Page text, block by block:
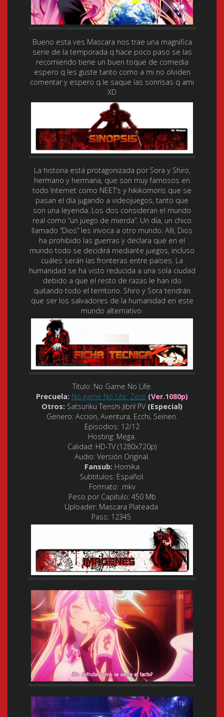
Bueno esta ves Mascara nos trae una magnifica
serie de la temporada q hace poco paso se las
recomiendo tiene un buen toque de comedia
espero q les guste tanto como a mi no olviden
comentar y espero q le saque las sonrisas q ami
XD
La historia está protagonizada por Sora y Shiro,
hermano y hermana, que son muy famosos en
todo Internet como NEET’s y hikikomoris que se
pasan el día jugando a videojuegos, tanto que
son una leyenda. Los dos consideran el mundo
real como “un juego de mierda”. Un día, un chico
llamado “Dios” les invoca a otro mundo. Allí, Dios
ha prohibido las guerras y declara que en el
mundo todo se decidirá mediante juegos, incluso
cuáles serán las fronteras entre países. La
humanidad se ha visto reducida a una sola ciudad
debido a que el resto de razas le han ido
quitando todo el territorio. Shiro y Sora tendrán
que ser los salvadores de la humanidad en este
mundo alternativo.
Titulo: No Game No Life.
Precuela: No game No Life: Zero (Ver.1080p)
Otros: Satsuriku Tenshi Jibril PV (Especial)
Genero: Accion, Aventura, Ecchi, Seinen.
Episodios: 12/12
Hosting: Mega.
Calidad: HD-TV (1280x720p)
Audio: Versión Original.
Fansub: Homika
Subtitulos:Español.
Formato:.mkv
Peso por Capitulo: 450 Mb
Uploader: Mascara Plateada
Pass: 12345